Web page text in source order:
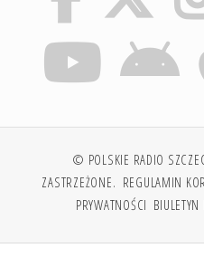
© POLSKIE RADIO
ZASTRZEŻONE. REGULAMIN
PRYWATNOŚCI